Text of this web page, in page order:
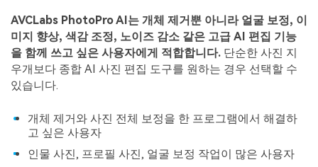
AVCLabs PhotoPro AI는 개체 제거뿐 아니라 얼굴 보정, 이
미지 향상, 색감 조정, 노이즈 감소 같은 고급 AI 편집 기능
을 함께 쓰고 싶은 사용자에게 적합합니다. 단순한 사진 지
우개보다 종합 AI 사진 편집 도구를 원하는 경우 선택할 수
있습니다.
개체 제거와 사진 전체 보정을 한 프로그램에서 해결하
고 싶은 사용자
인물 사진, 프로필 사진, 얼굴 보정 작업이 많은 사용자